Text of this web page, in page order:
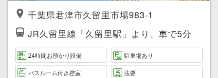
千葉県君津市久留里市場983-1
JR久留里線「久留里駅」より、車で5分
24時間お預かり設備 駐車場あり
バスルーム付き控室 法要